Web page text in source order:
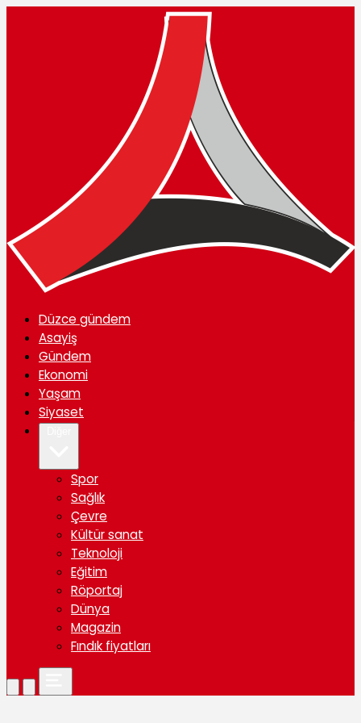
Düzce gündem
Asayiş
Gündem
Ekonomi
Yaşam
Siyaset
Spor
Sağlık
Çevre
Kültür sanat
Teknoloji
Eğitim
Röportaj
Dünya
Magazin
Fındık fiyatları